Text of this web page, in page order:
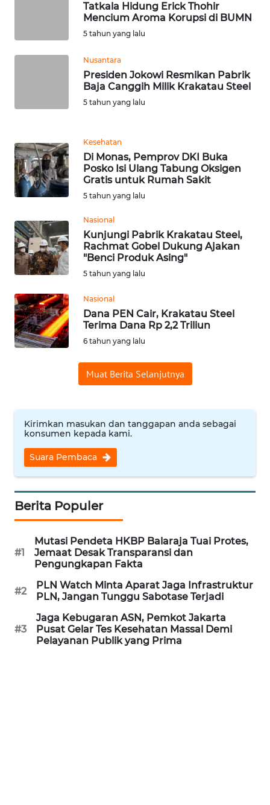
Tatkala Hidung Erick Thohir
Mencium Aroma Korupsi di BUMN
5 tahun yang lalu
Nusantara
Presiden Jokowi Resmikan Pabrik
Baja Canggih Milik Krakatau Steel
5 tahun yang lalu
Kesehatan
Di Monas, Pemprov DKI Buka
Posko Isi Ulang Tabung Oksigen
Gratis untuk Rumah Sakit
5 tahun yang lalu
Nasional
Kunjungi Pabrik Krakatau Steel,
Rachmat Gobel Dukung Ajakan
"Benci Produk Asing"
5 tahun yang lalu
Nasional
Dana PEN Cair, Krakatau Steel
Terima Dana Rp 2,2 Triliun
6 tahun yang lalu
Muat Berita Selanjutnya
Kirimkan masukan dan tanggapan anda sebagai
konsumen kepada kami.
Suara Pembaca
Berita Populer
#1
Mutasi Pendeta HKBP Balaraja Tuai Protes,
Jemaat Desak Transparansi dan
Pengungkapan Fakta
#2
PLN Watch Minta Aparat Jaga Infrastruktur
PLN, Jangan Tunggu Sabotase Terjadi
#3
Jaga Kebugaran ASN, Pemkot Jakarta
Pusat Gelar Tes Kesehatan Massal Demi
Pelayanan Publik yang Prima
BABEL
WN
BENGKULU
LAMPUNG
WN
JATENG
WN
NUSANTARA
WN
WN
WN
WN
WN
KALSEL